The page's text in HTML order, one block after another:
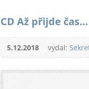
CD Až přijde čas…
5.12.2018 vydal: